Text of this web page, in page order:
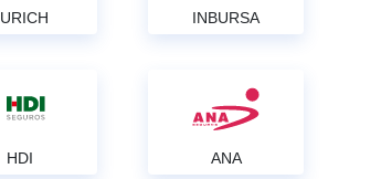
INBURSA
HDI ANA